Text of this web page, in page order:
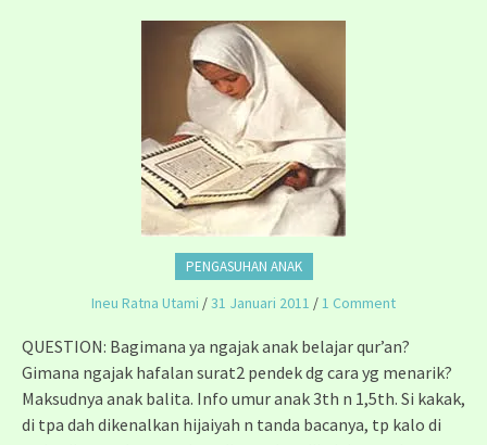
PENGASUHAN ANAK
Ineu Ratna Utami /31 Januari 2011 /1 Comment
QUESTION: Bagimana ya ngajak anak belajar qur’an?
Gimana ngajak hafalan surat2 pendek dg cara yg menarik?
Maksudnya anak balita. Info umur anak 3th n 1,5th. Si kakak,
di tpa dah dikenalkan hijaiyah n tanda bacanya, tp kalo di